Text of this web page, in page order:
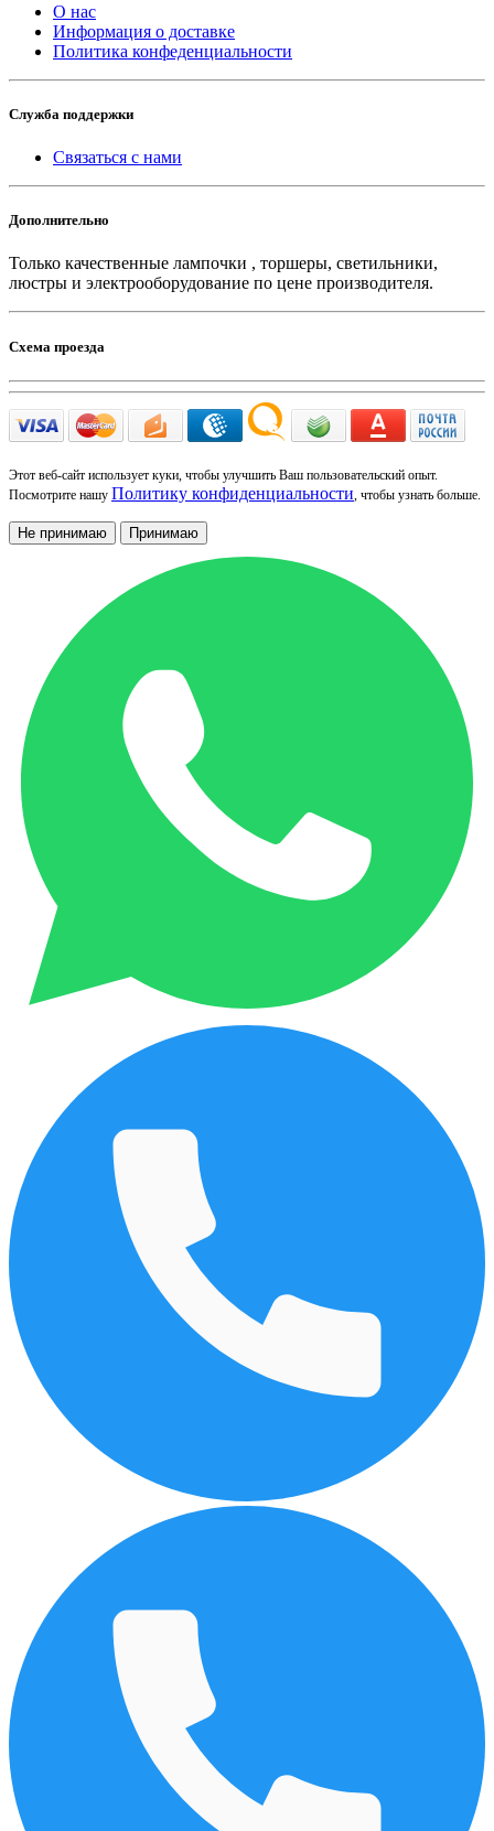
О нас
Информация о доставке
Политика конфеденциальности
Служба поддержки
Связаться с нами
Дополнительно
Только качественные лампочки , торшеры, светильники,
люстры и электрооборудование по цене производителя.
Схема проезда
Этот веб-сайт использует куки, чтобы улучшить Ваш пользовательский опыт.
Посмотрите нашу Политику конфиденциальности, чтобы узнать больше.
Не принимаю Принимаю